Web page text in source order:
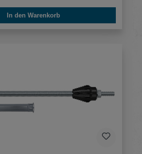
In den Warenkorb